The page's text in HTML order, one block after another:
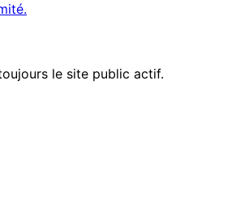
le site public actif.